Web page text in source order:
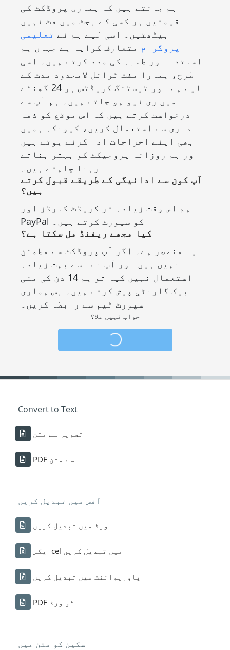
ہم جانتے ہیں کہ ہماری پروڈکٹ کی
قیمتیں ہر کسی کے بجٹ میں فٹ نہیں
بیٹھتیں۔ اسی لیے ہم نے تعلیمی
پروگرام متعارف کرایا ہے جہاں ہم
اساتذہ اور طلبہ کی مدد کرتے ہیں۔ اسی
طرح، ہمارا مفت ٹرائل لامحدود مدت کے
لیے ہے اور ٹیسٹنگ کریڈٹس ہر 24 گھنٹے
میں ری نیو ہو جاتے ہیں۔ ہم آپ سے
درخواست کرتے ہیں کہ اس موقع کو ذمہ
داری سے استعمال کریں، کیونکہ ہمیں
بھی اپنے اخراجات ادا کرنے ہوتے ہیں
اور ہم روزانہ پروجیکٹ کو بہتر بناتے
رہنا چاہتے ہیں۔
آپ کون سے ادائیگی کے طریقے قبول کرتے
ہیں؟
ہم اس وقت زیادہ تر کریڈٹ کارڈز اور
PayPal کو سپورٹ کرتے ہیں۔
کیا مجھے ریفنڈ مل سکتا ہے؟
یہ منحصر ہے۔ اگر آپ پروڈکٹ سے مطمئن
نہیں ہیں اور آپ نے اسے بہت زیادہ
استعمال نہیں کیا تو ہم 14 دن کی منی
بیک گارنٹی پیش کرتے ہیں۔ بس ہماری
سپورٹ ٹیم سے رابطہ کریں۔
جواب نہیں ملا؟
Convert to Text
تصویر سے متن
PDF سے متن
آفس میں تبدیل کریں
ورڈ میں تبدیل کریں
ایکسcel میں تبدیل کریں
پاورپوائنٹ میں تبدیل کریں
PDF ٹو ورڈ
سکین کو متن میں